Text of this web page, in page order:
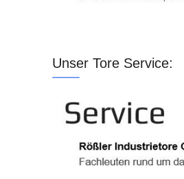
Unser Tore Service: